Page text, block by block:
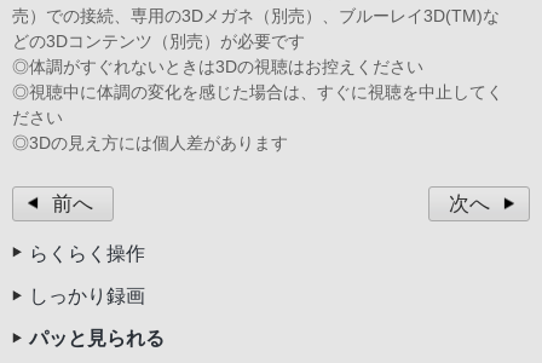
売）での接続、専用の3Dメガネ（別売）、ブルーレイ3D(TM)な
どの3Dコンテンツ（別売）が必要です
◎体調がすぐれないときは3Dの視聴はお控えください
◎視聴中に体調の変化を感じた場合は、すぐに視聴を中止してく
ださい
◎3Dの見え方には個人差があります
前へ 次へ
らくらく操作
しっかり録画
パッと見られる